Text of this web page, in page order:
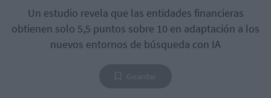
Un estudio revela que las entidades financieras
obtienen solo 5,5 puntos sobre 10 en adaptación a los
nuevos entornos de búsqueda con IA